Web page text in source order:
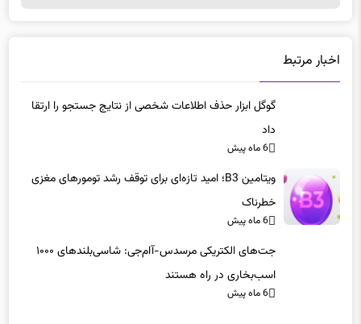
اخبار مرتبط
گوگل ابزار حذف اطلاعات شخصی از نتایج جستجو را ارتقا
داد
6 ماه پیش
ویتامین B3؛ امید تازه‌ای برای توقف رشد تومورهای مغزی
خطرناک
6 ماه پیش
جت‌های الکتریکی مرسدس-آام‌جی: شاسی‌بلندهای ۱۰۰۰
اسب‌بخاری در راه هستند
6 ماه پیش